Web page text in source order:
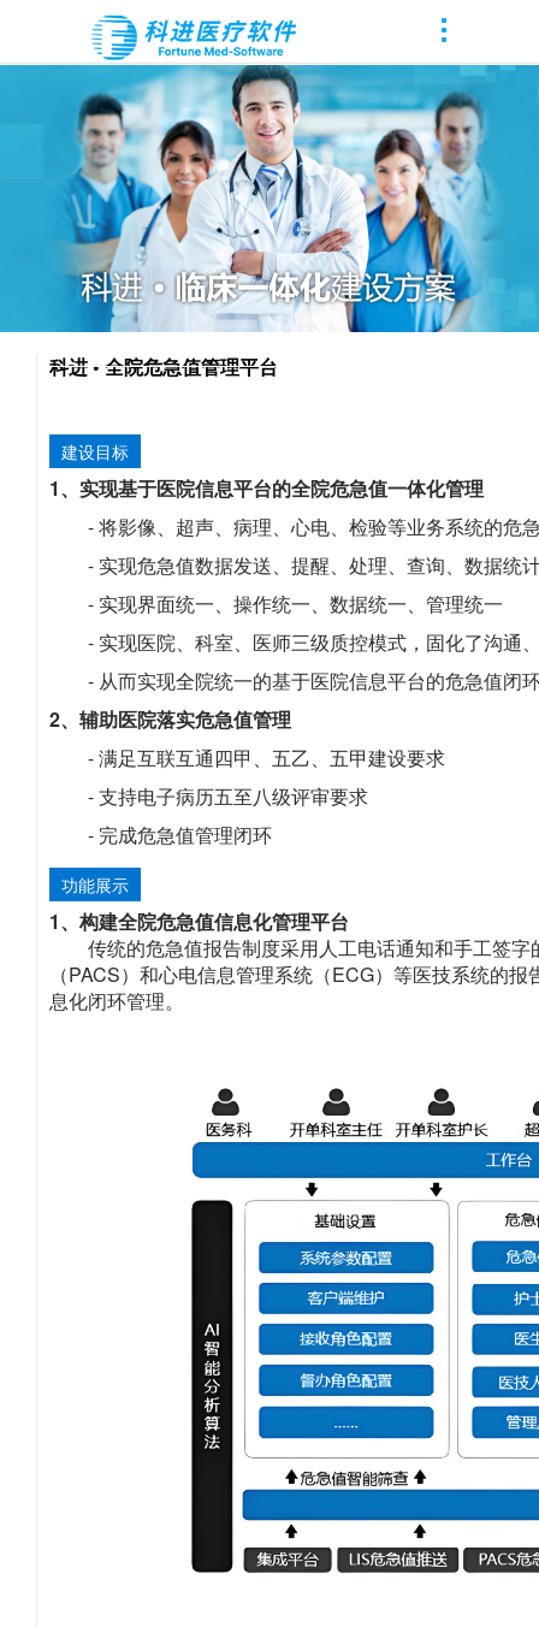
科进 • 全院危急值管理平台
建设目标
1、实现基于医院信息平台的全院危急值一体化管理
- 将影像、超声、病理、心电、检验等业务系统的危
- 实现危急值数据发送、提醒、处理、查询、数据统
- 实现界面统一、操作统一、数据统一、管理统一
- 实现医院、科室、医师三级质控模式，固化了沟通
- 从而实现全院统一的基于医院信息平台的危急值闭
2、辅助医院落实危急值管理
- 满足互联互通四甲、五乙、五甲建设要求
- 支持电子病历五至八级评审要求
- 完成危急值管理闭环
功能展示
1、构建全院危急值信息化管理平台
传统的危急值报告制度采用人工电话通知和手工签
（PACS）和心电信息管理系统（ECG）等医技系统的
息化闭环管理。